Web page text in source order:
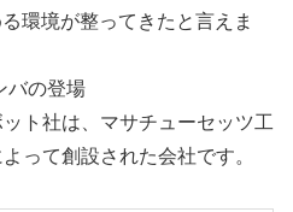
環境が整ってきたと言えま
バの登場
ト社は、マサチューセッツ工
って創設された会社です。